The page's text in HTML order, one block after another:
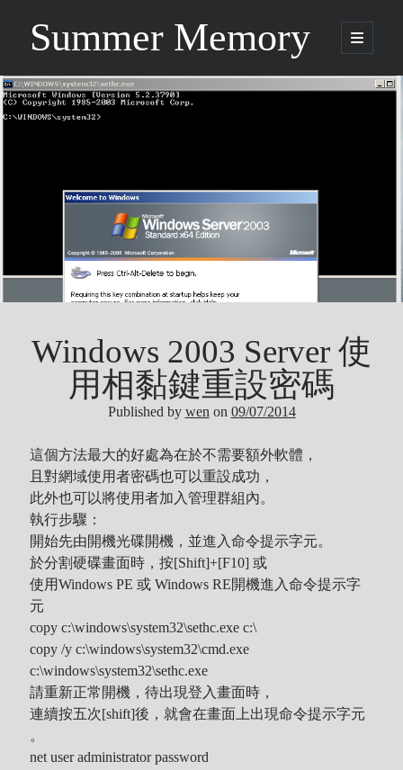
Summer Memory
open
primary
Sidebar
Search
GARNET CROW
Life
Music
ORICON
Uncategorized
ZARD
Recent Posts
DOCKER 內程式防火牆
SARD UNDERGROUND – 愛は暗闇の中で
辣個傳說的女人出現了!!!
『離れていても』 / AKB48 message song
SONY PS5表示: 我們是賣路由器的。
Live Your Dream – 今、はじめよう | 17LIVE (イチナナ)
AKB48 Team TP｜2020 愚人節特別企劃(官方youtube)
Windows 2003 Server 使
用相黏鍵重設密碼
Published by wen on 09/07/2014
這個方法最大的好處為在於不需要額外軟體，
且對網域使用者密碼也可以重設成功，
此外也可以將使用者加入管理群組內。
執行步驟：
開始先由開機光碟開機，並進入命令提示字元。
於分割硬碟畫面時，按[Shift]+[F10] 或
使用Windows PE 或 Windows RE開機進入命令提示字
元
copy c:\windows\system32\sethc.exe c:\
copy /y c:\windows\system32\cmd.exe
c:\windows\system32\sethc.exe
請重新正常開機，待出現登入畫面時，
連續按五次[shift]後，就會在畫面上出現命令提示字元
。
net user administrator password